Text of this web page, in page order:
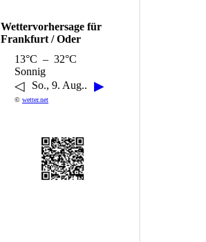
Wettervorhersage für
Frankfurt / Oder
13°C – 32°C
Sonnig
◁ So., 9. Aug.. ▶
© wetter.net